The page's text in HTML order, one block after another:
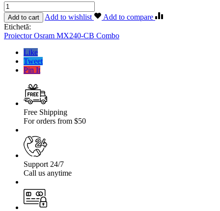
Cantitate
Proiector
Osram
MX240-
CB
Combo
Add to cart Add to wishlist
Add to compare
Etichetă:
Proiector Osram MX240-CB Combo
Like
Tweet
Pin It
Free Shipping
For orders from $50
Support 24/7
Call us anytime